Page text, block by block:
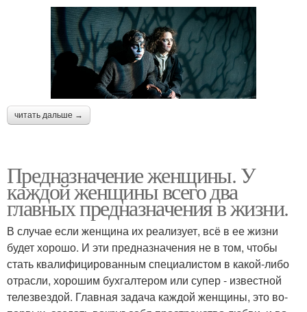
читать дальше →
Предназначение женщины. У
каждой женщины всего два
главных предназначения в жизни.
В случае если женщина их реализует, всё в ее жизни
будет хорошо. И эти предназначения не в том, чтобы
стать квалифицированным специалистом в какой-либо
отрасли, хорошим бухгалтером или супер - известной
телезвездой. Главная задача каждой женщины, это во-